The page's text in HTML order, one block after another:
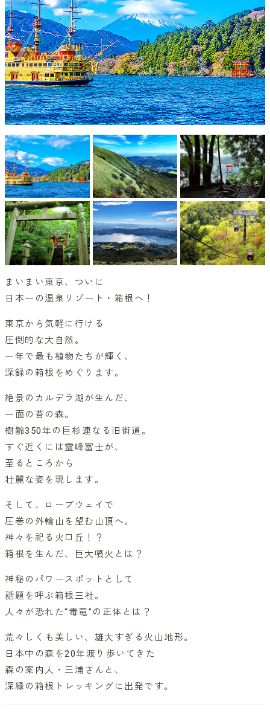
まいまい東京、ついに
日本一の温泉リゾート・箱根へ！
東京から気軽に行ける
圧倒的な大自然。
一年で最も植物たちが輝く、
深録の箱根をめぐります。
絶景のカルデラ湖が生んだ、
一面の苔の森。
樹齢350年の巨杉連なる旧街道。
すぐ近くには霊峰富士が、
至るところから
壮麗な姿を現します。
そして、ロープウェイで
圧巻の外輪山を望む山頂へ。
神々を祀る火口丘！？
箱根を生んだ、巨大噴火とは？
神秘のパワースポットとして
話題を呼ぶ箱根三社。
人々が恐れた“毒竜”の正体とは？
荒々しくも美しい、雄大すぎる火山地形。
日本中の森を20年渡り歩いてきた
森の案内人・三浦さんと、
深緑の箱根トレッキングに出発です。